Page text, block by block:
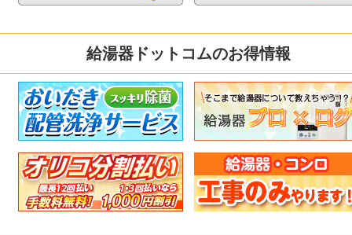
給湯器ドットコムのお得情報